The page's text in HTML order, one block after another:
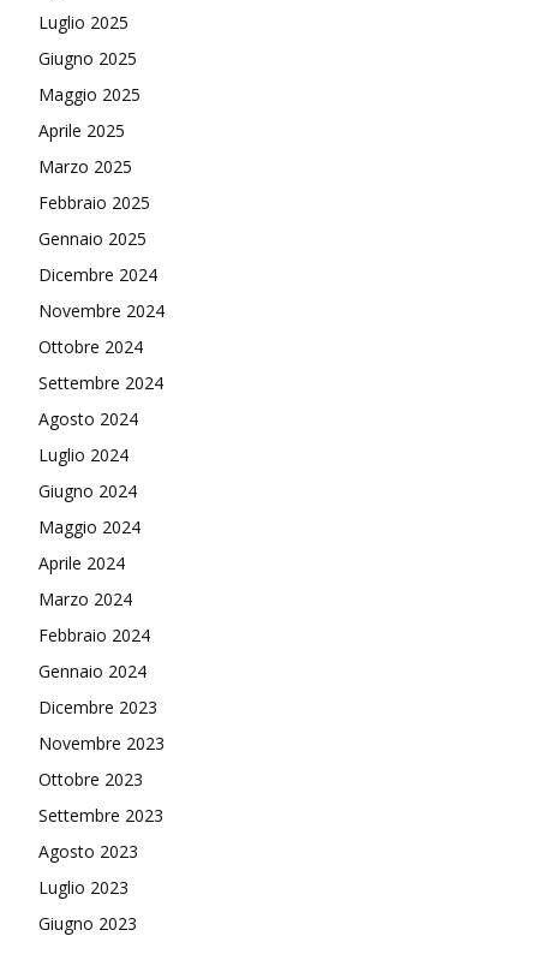
Luglio 2025
Giugno 2025
Maggio 2025
Aprile 2025
Marzo 2025
Febbraio 2025
Gennaio 2025
Dicembre 2024
Novembre 2024
Ottobre 2024
Settembre 2024
Agosto 2024
Luglio 2024
Giugno 2024
Maggio 2024
Aprile 2024
Marzo 2024
Febbraio 2024
Gennaio 2024
Dicembre 2023
Novembre 2023
Ottobre 2023
Settembre 2023
Agosto 2023
Luglio 2023
Giugno 2023